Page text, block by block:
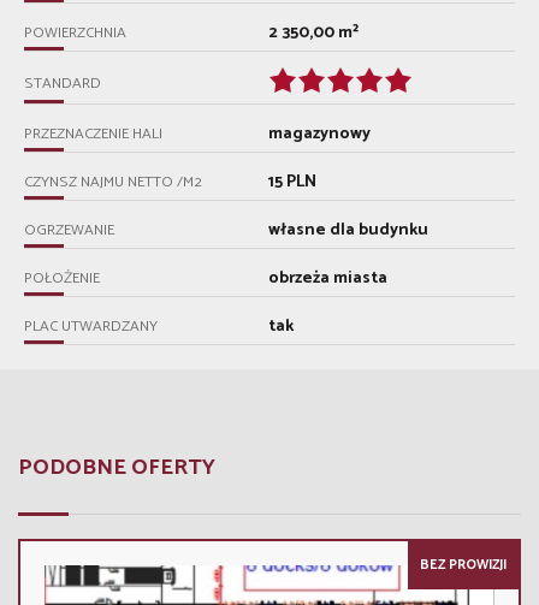
POWIERZCHNIA 2 350,00 m²
STANDARD
PRZEZNACZENIE HALI magazynowy
CZYNSZ NAJMU NETTO /M2 15 PLN
OGRZEWANIE własne dla budynku
POŁOŻENIE obrzeża miasta
PLAC UTWARDZANY tak
PODOBNE OFERTY
BEZ PROWIZJI